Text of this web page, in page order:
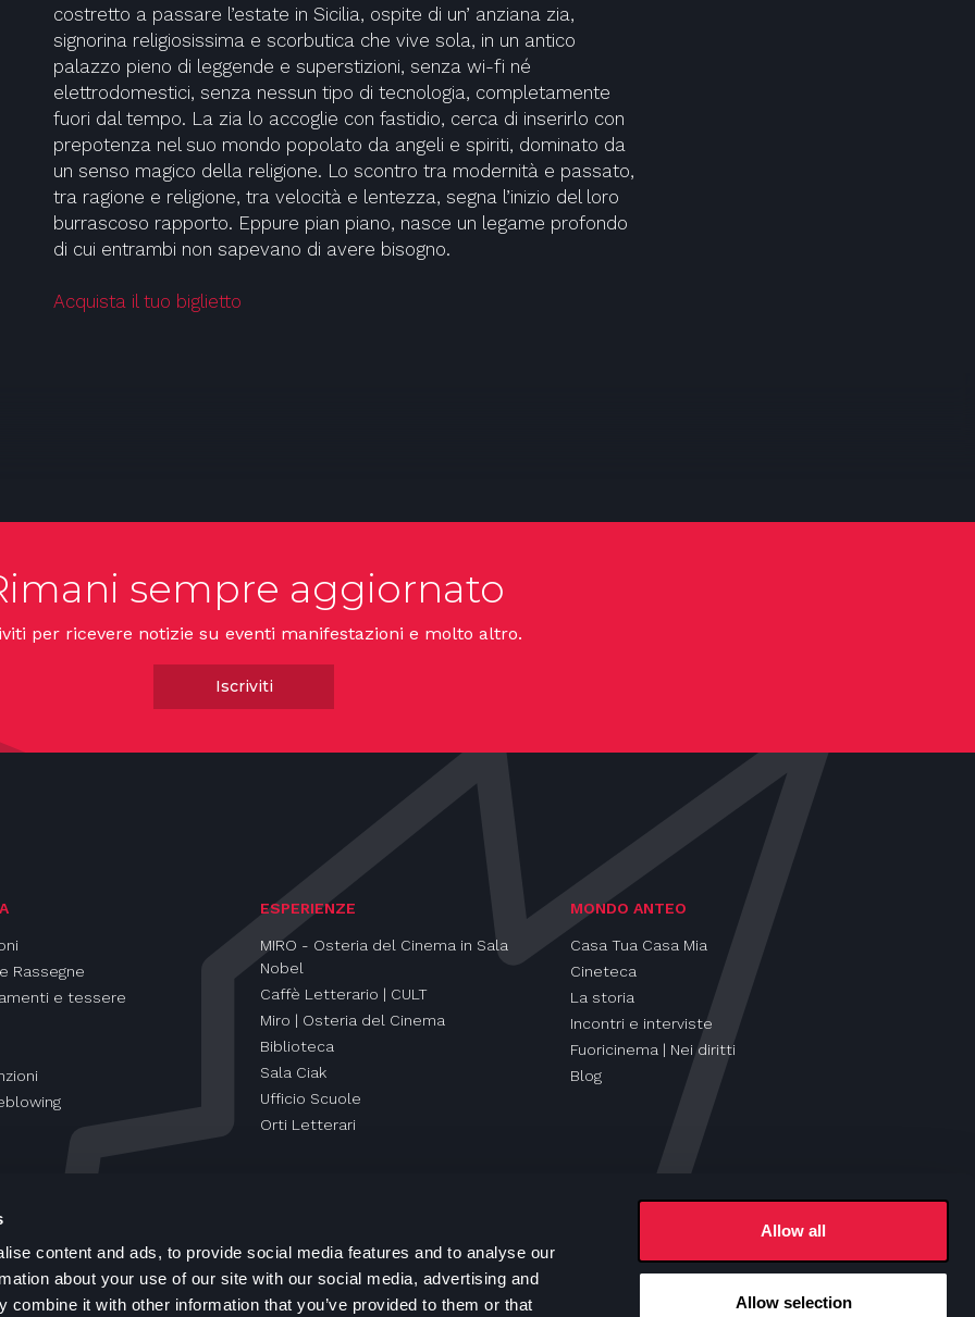
content and ads, to provide social media features and to analyse our
about your use of our site with our social media, advertising and
combine it with other information that you’ve provided to them or that
Allow all
Allow selection
costretto a passare l’estate in Sicilia, ospite di un’ anziana zia,
signorina religiosissima e scorbutica che vive sola, in un antico
palazzo pieno di leggende e superstizioni, senza wi-fi né
elettrodomestici, senza nessun tipo di tecnologia, completamente
fuori dal tempo. La zia lo accoglie con fastidio, cerca di inserirlo con
prepotenza nel suo mondo popolato da angeli e spiriti, dominato da
un senso magico della religione. Lo scontro tra modernità e passato,
tra ragione e religione, tra velocità e lentezza, segna l’inizio del loro
burrascoso rapporto. Eppure pian piano, nasce un legame profondo
di cui entrambi non sapevano di avere bisogno.
Acquista il tuo biglietto
sempre aggiornato
per ricevere notizie su eventi manifestazioni e molto altro.
Iscriviti
Rassegne
e tessere
ESPERIENZE
MIRO - Osteria del Cinema in Sala
Nobel
Caffè Letterario | CULT
Miro | Osteria del Cinema
Biblioteca
Sala Ciak
Ufficio Scuole
Orti Letterari
MONDO ANTEO
Casa Tua Casa Mia
Cineteca
La storia
Incontri e interviste
Fuoricinema | Nei diritti
Blog
Seguici su